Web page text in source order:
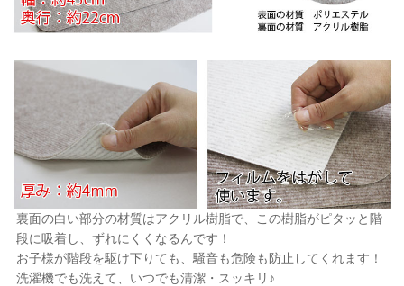
裏面の白い部分の材質はアクリル樹脂で、この樹脂がピタッと階
段に吸着し、ずれにくくなるんです！
お子様が階段を駆け下りても、騒音も危険も防止してくれます！
洗濯機でも洗えて、いつでも清潔・スッキリ♪